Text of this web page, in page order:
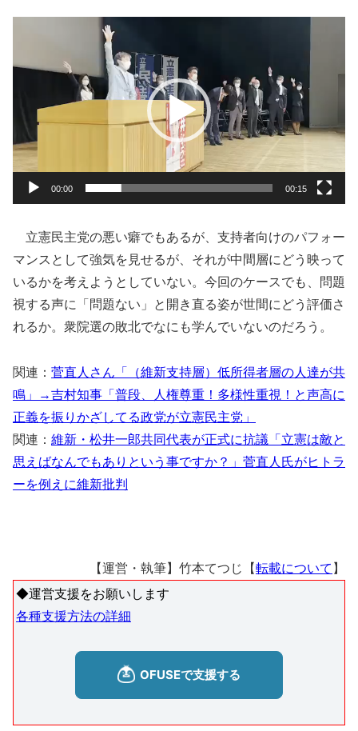
プ
00:00 00:15
立憲民主党の悪い癖でもあるが、支持者向けのパフォー
マンスとして強気を見せるが、それが中間層にどう映って
いるかを考えようとしていない。今回のケースでも、問題
視する声に「問題ない」と開き直る姿が世間にどう評価さ
れるか。衆院選の敗北でなにも学んでいないのだろう。
関連： 菅直人さん「（維新支持層）低所得者層の人達が共
鳴」→吉村知事「普段、人権尊重！多様性重視！と声高に
正義を振りかざしてる政党が立憲民主党」
関連： 維新・松井一郎共同代表が正式に抗議「立憲は敵と
思えばなんでもありという事ですか？」菅直人氏がヒトラ
ーを例えに維新批判
【運営・執筆】竹本てつじ【転載について 】
◆運営支援をお願いします
各種支援方法の詳細